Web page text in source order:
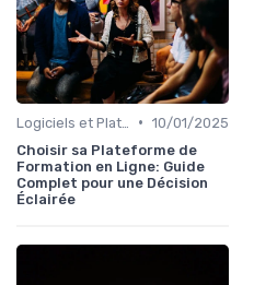
• 10/01/2025
Choisir sa Plateforme de
Formation en Ligne: Guide
Complet pour une Décision
Éclairée